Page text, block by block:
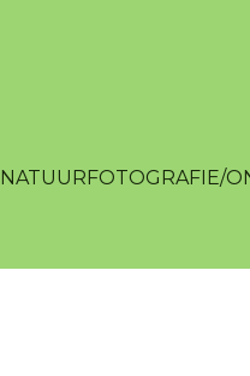
NATUURFOTOGRAFIE/